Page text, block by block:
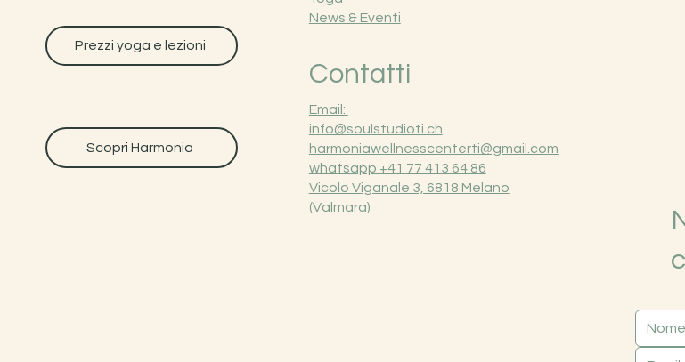
Prezzi yoga e lezioni
Scopri Harmonia
News & Eventi
Contatti
Email:
info@soulstudioti.ch
harmoniawellnesscenterti@gmail.com
whatsapp +41 77 413 64 86
Vicolo Viganale 3, 6818 Melano
(Valmara)